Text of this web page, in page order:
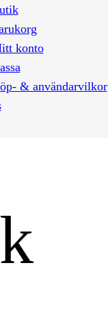
konto
& användarvilkor